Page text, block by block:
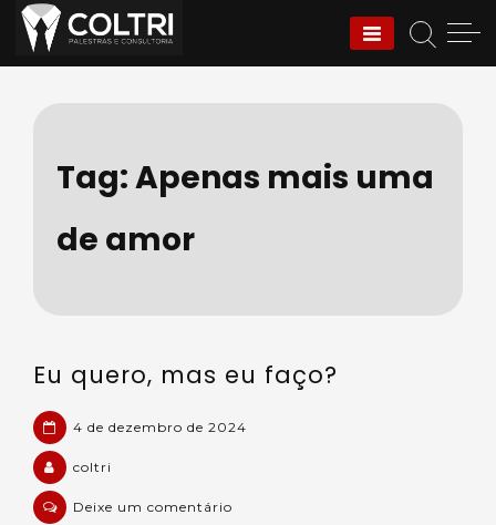
Skip
Coltri | Palestras e
Tag:Apenas mais uma
de amor
Eu quero, mas eu faço?
4 de dezembro de 2024
coltri
Deixe um comentário